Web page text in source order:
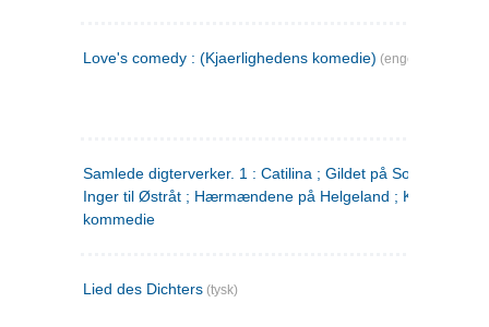
Love's comedy : (Kjaerlighedens komedie) (engelsk)
Samlede digterverker. 1 : Catilina ; Gildet på Solhaug ; Fru
Inger til Østråt ; Hærmændene på Helgeland ;
kommedie
Lied des Dichters (tysk)